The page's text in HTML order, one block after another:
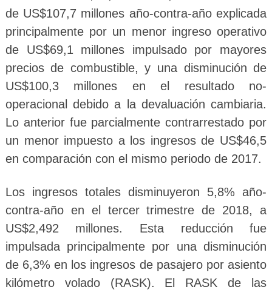
de US$107,7 millones año-contra-año explicada
principalmente por un menor ingreso operativo
de US$69,1 millones impulsado por mayores
precios de combustible, y una disminución de
US$100,3 millones en el resultado no-
operacional debido a la devaluación cambiaria.
Lo anterior fue parcialmente contrarrestado por
un menor impuesto a los ingresos de US$46,5
en comparación con el mismo periodo de 2017.
Los ingresos totales disminuyeron 5,8% año-
contra-año en el tercer trimestre de 2018, a
US$2,492 millones. Esta reducción fue
impulsada principalmente por una disminución
de 6,3% en los ingresos de pasajero por asiento
kilómetro volado (RASK). El RASK de las